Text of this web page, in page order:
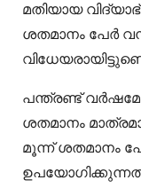
മതിയായ
ശതമാനം പേർ
പന്ത്രണ്ട്
ശതമാനം
മൂന്ന് ശതമാനം